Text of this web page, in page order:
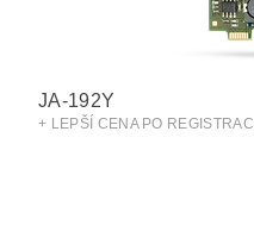
JA-192Y
+ LEPŠÍ CENA PO REGISTRACI